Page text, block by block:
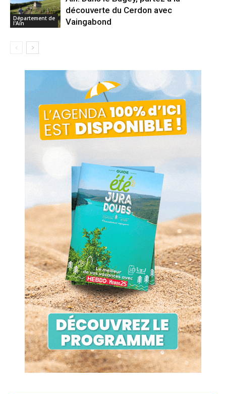
Département de
l'Ain
découverte du Cerdon avec
Vaingabond